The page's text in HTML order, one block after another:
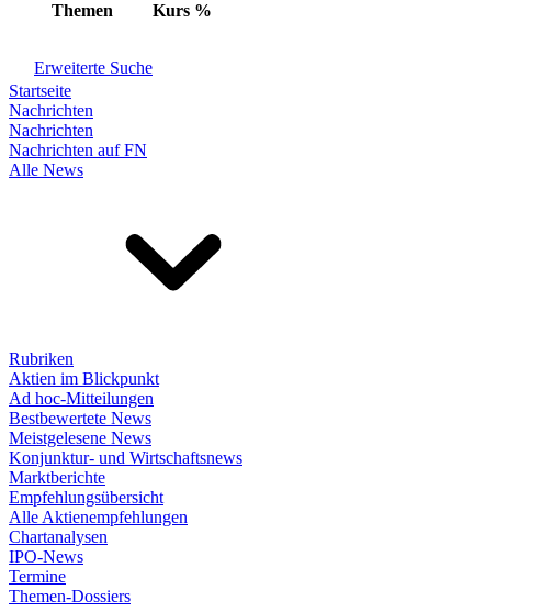
Themen Kurs %
Erweiterte Suche
Startseite
Nachrichten
Nachrichten
Nachrichten auf FN
Alle News
Rubriken
Aktien im Blickpunkt
Ad hoc-Mitteilungen
Bestbewertete News
Meistgelesene News
Konjunktur- und Wirtschaftsnews
Marktberichte
Empfehlungsübersicht
Alle Aktienempfehlungen
Chartanalysen
IPO-News
Termine
Themen-Dossiers